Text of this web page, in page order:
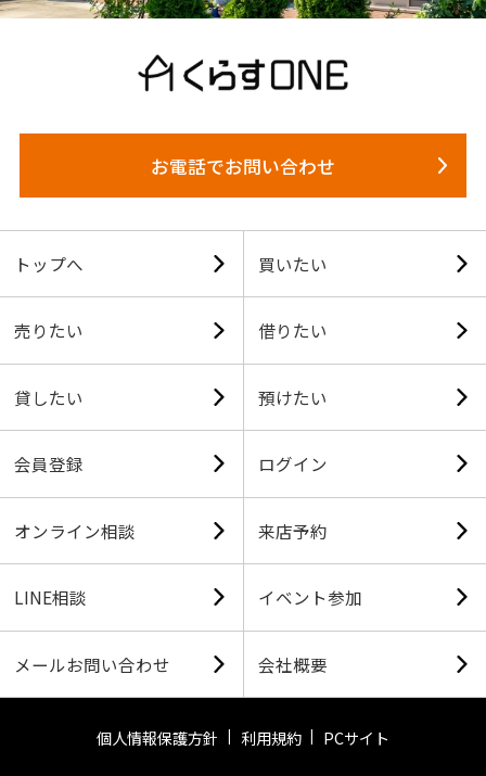
お電話でお問い合わせ
トップへ 買いたい
売りたい 借りたい
貸したい 預けたい
会員登録 ログイン
オンライン相談 来店予約
LINE相談 イベント参加
メールお問い合わせ 会社概要
個人情報保護方針 利用規約 PCサイト